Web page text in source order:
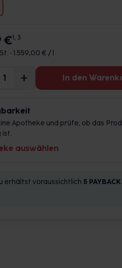
€1, 3
• 1.559,00 € / l
In den
Apotheke und prüfe, ob das
ist.
auswählen
erhältst voraussichtlich 5 PAYBACK